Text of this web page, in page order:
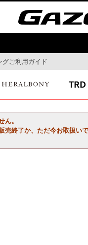
モビリティ
MaaS
コネクティッド
スマートシティ
グご利用ガイド
ん。
売終了か、ただ今お取扱い